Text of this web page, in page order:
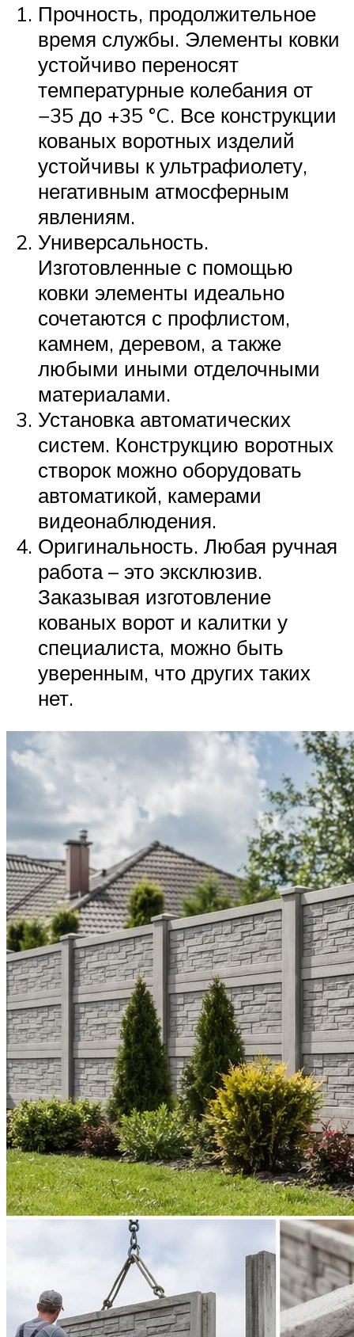
Прочность, продолжительное
время службы. Элементы ковки
устойчиво переносят
температурные колебания от
−35 до +35 °C. Все конструкции
кованых воротных изделий
устойчивы к ультрафиолету,
негативным атмосферным
явлениям.
Универсальность.
Изготовленные с помощью
ковки элементы идеально
сочетаются с профлистом,
камнем, деревом, а также
любыми иными отделочными
материалами.
Установка автоматических
систем. Конструкцию воротных
створок можно оборудовать
автоматикой, камерами
видеонаблюдения.
Оригинальность. Любая ручная
работа – это эксклюзив.
Заказывая изготовление
кованых ворот и калитки у
специалиста, можно быть
уверенным, что других таких
нет.